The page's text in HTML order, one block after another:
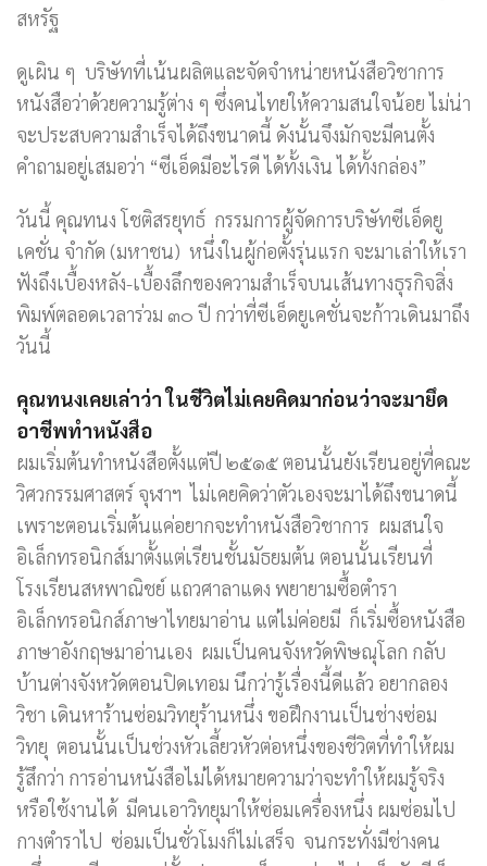
สหรัฐ
ดูเผิน ๆ บริษัทที่เน้นผลิตและจัดจำหน่ายหนังสือวิชาการ
หนังสือว่าด้วยความรู้ต่าง ๆ ซึ่งคนไทยให้ความสนใจน้อย ไม่น่า
จะประสบความสำเร็จได้ถึงขนาดนี้ ดังนั้นจึงมักจะมีคนตั้ง
คำถามอยู่เสมอว่า “ซีเอ็ดมีอะไรดี ได้ทั้งเงิน ได้ทั้งกล่อง”
วันนี้ คุณทนง โชติสรยุทธ์ กรรมการผู้จัดการบริษัทซีเอ็ดยู
เคชั่น จำกัด (มหาชน) หนึ่งในผู้ก่อตั้งรุ่นแรก จะมาเล่าให้เรา
ฟังถึงเบื้องหลัง-เบื้องลึกของความสำเร็จบนเส้นทางธุรกิจสิ่ง
พิมพ์ตลอดเวลาร่วม ๓๐ ปี กว่าที่ซีเอ็ดยูเคชั่นจะก้าวเดินมาถึง
วันนี้
คุณทนงเคยเล่าว่า ในชีวิตไม่เคยคิดมาก่อนว่าจะมายึด
อาชีพทำหนังสือ
ผมเริ่มต้นทำหนังสือตั้งแต่ปี ๒๕๑๕ ตอนนั้นยังเรียนอยู่ที่คณะ
วิศวกรรมศาสตร์ จุฬาฯ ไม่เคยคิดว่าตัวเองจะมาได้ถึงขนาดนี้
เพราะตอนเริ่มต้นแค่อยากจะทำหนังสือวิชาการ ผมสนใจ
อิเล็กทรอนิกส์มาตั้งแต่เรียนชั้นมัธยมต้น ตอนนั้นเรียนที่
โรงเรียนสหพาณิชย์ แถวศาลาแดง พยายามซื้อตำรา
อิเล็กทรอนิกส์ภาษาไทยมาอ่าน แต่ไม่ค่อยมี ก็เริ่มซื้อหนังสือ
ภาษาอังกฤษมาอ่านเอง ผมเป็นคนจังหวัดพิษณุโลก กลับ
บ้านต่างจังหวัดตอนปิดเทอม นึกว่ารู้เรื่องนี้ดีแล้ว อยากลอง
วิชา เดินหาร้านซ่อมวิทยุร้านหนึ่ง ขอฝึกงานเป็นช่างซ่อม
วิทยุ ตอนนั้นเป็นช่วงหัวเลี้ยวหัวต่อหนึ่งของชีวิตที่ทำให้ผม
รู้สึกว่า การอ่านหนังสือไม่ได้หมายความว่าจะทำให้ผมรู้จริง
หรือใช้งานได้ มีคนเอาวิทยุมาให้ซ่อมเครื่องหนึ่ง ผมซ่อมไป
กางตำราไป ซ่อมเป็นชั่วโมงก็ไม่เสร็จ จนกระทั่งมีช่างคน